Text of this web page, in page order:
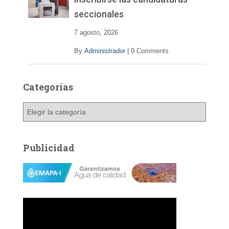
seccionales
7 agosto, 2026
By Administrador 0 Comments
Categorías
g
o
a
Publicidad